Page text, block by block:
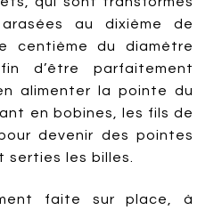
au dixième de
centième du diamètre
d’être parfaitement
alimenter la pointe du
en bobines, les fils de
devenir des pointes
serties les billes.
faite sur place, à